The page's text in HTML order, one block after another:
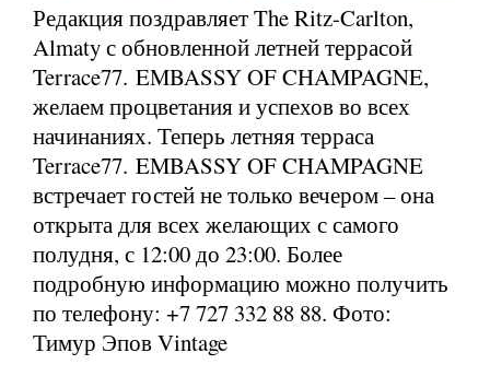
Редакция поздравляет The Ritz-Carlton,
Almaty с обновленной летней террасой
Terrace77. EMBASSY OF CHAMPAGNE,
желаем процветания и успехов во всех
начинаниях. Теперь летняя терраса
Terrace77. EMBASSY OF CHAMPAGNE
встречает гостей не только вечером – она
открыта для всех желающих с самого
полудня, с 12:00 до 23:00. Более
подробную информацию можно получить
по телефону: +7 727 332 88 88. Фото:
Тимур Эпов Vintage